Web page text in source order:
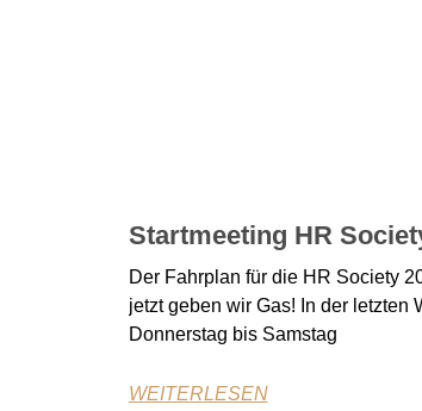
Startmeeting HR
Der Fahrplan für die HR Society
jetzt geben wir Gas! In der letzten
Donnerstag bis Samstag
WEITERLESEN